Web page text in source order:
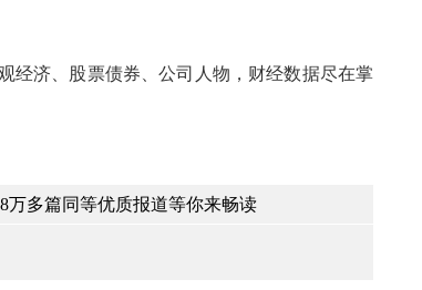
经济、股票债券、公司人物，财经数据尽在掌
万多篇同等优质报道等你来畅读